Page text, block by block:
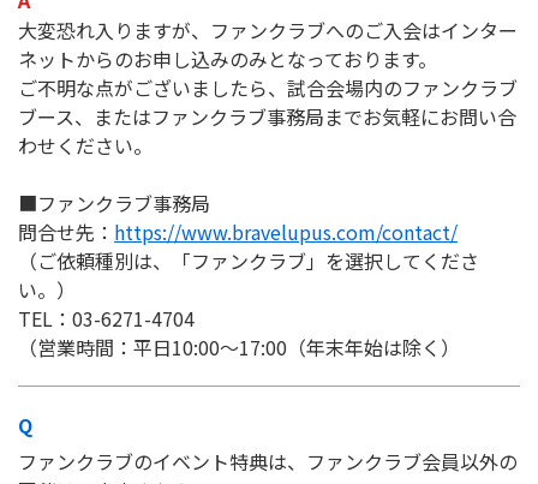
大変恐れ入りますが、ファンクラブへのご入会はインター
ネットからのお申し込みのみとなっております。
ご不明な点がございましたら、試合会場内のファンクラブ
ブース、またはファンクラブ事務局までお気軽にお問い合
わせください。
■ファンクラブ事務局
問合せ先： https://www.bravelupus.com/contact/
（ご依頼種別は、「ファンクラブ」を選択してくださ
い。）
TEL：03-6271-4704
（営業時間：平日10:00～17:00（年末年始は除く）
ファンクラブのイベント特典は、ファンクラブ会員以外の